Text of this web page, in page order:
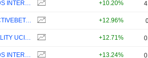
NOMURA NEXT FUNDS INTERNATIONAL EQUITY MSCI-KOKUSAI (YEN-HEDGED) ETF - JPY +10.20%
GOLDMAN SACHS ACTIVEBETA PARIS-ALIGNED SUSTAINABLE US LARGE CAP EQUITY UCITS ETF - USD +12.96%
HSBC MSCI USA QUALITY UCITS ETF - USD +12.71%
NOMURA NEXT FUNDS INTERNATIONAL EQUITY MSCI-KOKUSAI (UNHEDGED) ETF - JPY +13.24%